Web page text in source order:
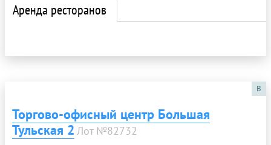
Аренда ресторанов
B
Торгово-офисный центр Большая
Тульская 2 Лот №82732